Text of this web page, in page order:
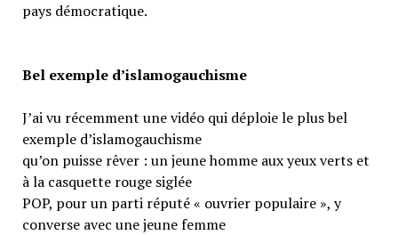
pays démocratique.
Bel exemple d’islamogauchisme
J’ai vu récemment une vidéo qui déploie le plus bel
exemple d’islamogauchisme
qu’on puisse rêver : un jeune homme aux yeux verts et
à la casquette rouge siglée
POP, pour un parti réputé « ouvrier populaire », y
converse avec une jeune femme